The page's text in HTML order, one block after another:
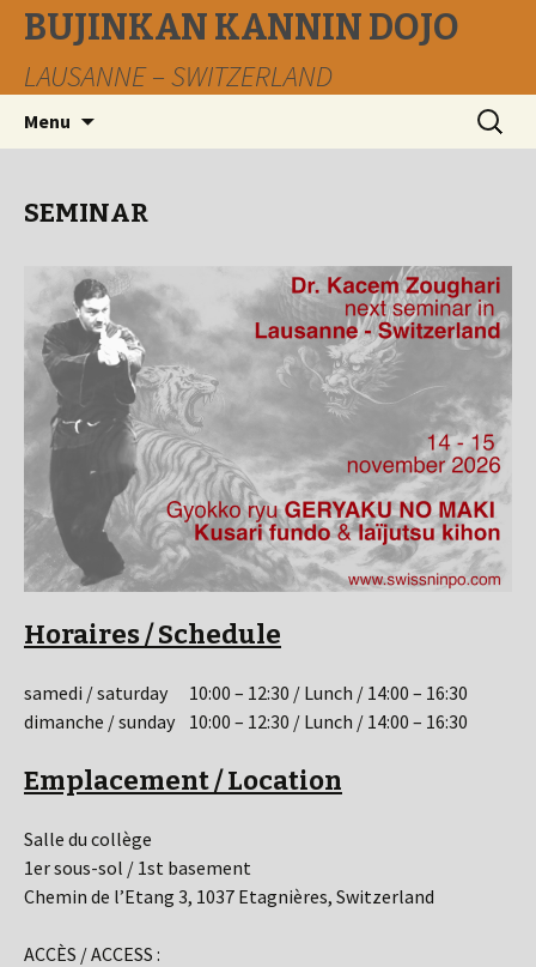
BUJINKAN KANNIN DOJO
LAUSANNE – SWITZERLAND
Menu
SEMINAR
Horaires / Schedule
samedi / saturday 10:00 – 12:30 / Lunch / 14:00 – 16:30
dimanche / sunday 10:00 – 12:30 / Lunch / 14:00 – 16:30
Emplacement / Location
Salle du collège
1er sous-sol / 1st basement
Chemin de l’Etang 3, 1037 Etagnières, Switzerland
ACCÈS / ACCESS :